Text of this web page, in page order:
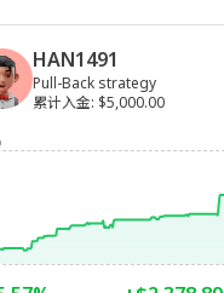
HAN1491
Pull-Back strategy
累计入金: $5,000.00